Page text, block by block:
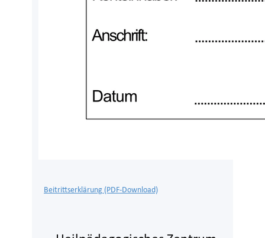
Beitrittserklärung (PDF-Download)